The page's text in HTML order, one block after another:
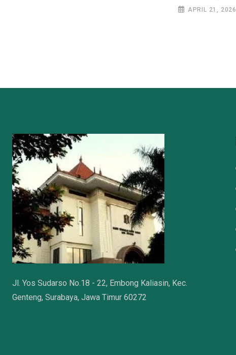
APRIL 21, 2026
Jl. Yos Sudarso No.18 - 22, Embong Kaliasin, Kec.
Genteng, Surabaya, Jawa Timur 60272